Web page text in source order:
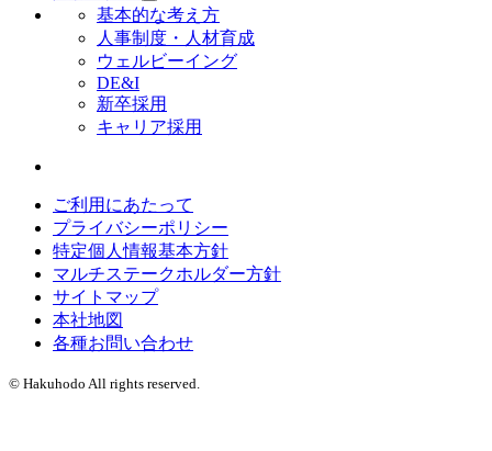
基本的な考え方
人事制度・人材育成
ウェルビーイング
DE&I
新卒採用
キャリア採用
ご利用にあたって
プライバシーポリシー
特定個人情報基本方針
マルチステークホルダー方針
サイトマップ
本社地図
各種お問い合わせ
© Hakuhodo All rights reserved.